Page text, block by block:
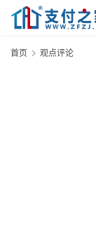
首页 观点评论